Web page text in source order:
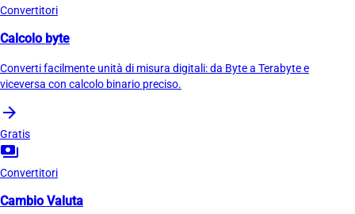
Convertitori
Calcolo byte
Converti facilmente unità di misura digitali: da Byte a Terabyte e
viceversa con calcolo binario preciso.
arrow_forward
Gratis
payments
Convertitori
Cambio Valuta